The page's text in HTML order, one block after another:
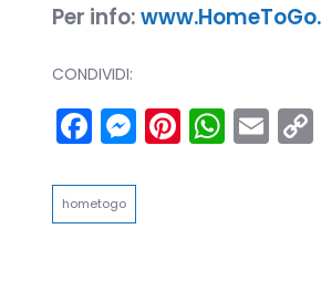
Per info:
CONDIVIDI:
Facebook
hometogo